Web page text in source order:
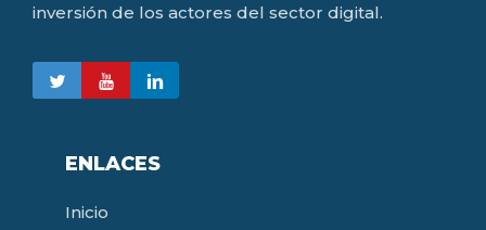
inversión de los actores del sector digital.
ENLACES
Inicio